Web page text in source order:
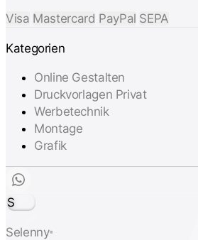
Visa Mastercard PayPal SEPA
Kategorien
Online Gestalten
Druckvorlagen Privat
Werbetechnik
Montage
Grafik
S
Selenny®